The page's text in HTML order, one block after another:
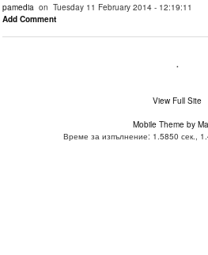
pamedia on Tuesday 11 February 2014 - 12:19:11
Add Comment
.
View Full Site
Mobile Theme by
Време за изпълнение: 1.5850 сек.,